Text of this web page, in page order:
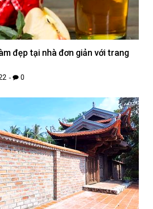
đẹp tại nhà đơn giản với trang
0